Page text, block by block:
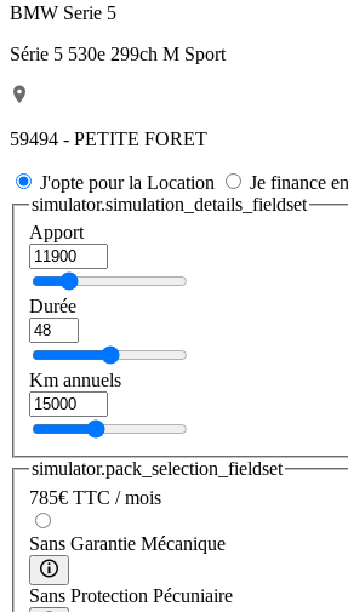
BMW Serie 5
Série 5 530e 299ch M Sport
59494 - PETITE FORET
J'opte pour la Location
Je finance
simulator.simulation_details_fieldset
Apport
Durée
Km annuels
simulator.pack_selection_fieldset
785€ TTC / mois
Sans Garantie Mécanique
Sans Protection Pécuniaire